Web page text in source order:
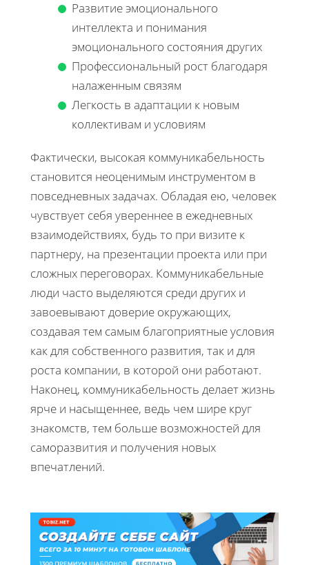
Развитие эмоционального
интеллекта и понимания
эмоционального состояния других
Профессиональный рост благодаря
налаженным связям
Легкость в адаптации к новым
коллективам и условиям
Фактически, высокая коммуникабельность
становится неоценимым инструментом в
повседневных задачах. Обладая ею, человек
чувствует себя увереннее в ежедневных
взаимодействиях, будь то при визите к
партнеру, на презентации проекта или при
сложных переговорах. Коммуникабельные
люди часто выделяются среди других и
завоевывают доверие окружающих,
создавая тем самым благоприятные условия
как для собственного развития, так и для
роста компании, в которой они работают.
Наконец, коммуникабельность делает жизнь
ярче и насыщеннее, ведь чем шире круг
знакомств, тем больше возможностей для
саморазвития и получения новых
впечатлений.